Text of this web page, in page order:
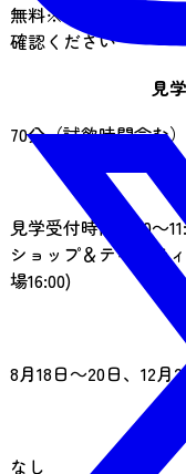
無料※有料セミナーあ
確認ください
見
70分（試飲時間含む
見学受付時間 9:00～
ショップ＆テイステ
場16:00)
8月18日～20日、12月
なし